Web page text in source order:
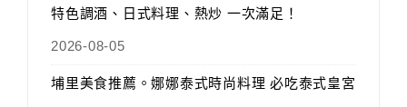
特色調酒、日式料理、熱炒 一次滿足！
2026-08-05
埔里美食推薦。娜娜泰式時尚料理 必吃泰式皇宮